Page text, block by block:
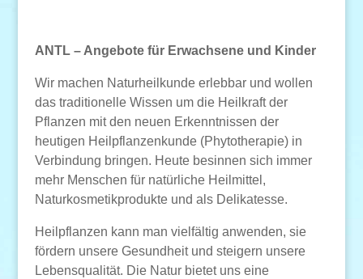
ANTL – Angebote für Erwachsene und Kinder
Wir machen Naturheilkunde erlebbar und wollen
das traditionelle Wissen um die Heilkraft der
Pflanzen mit den neuen Erkenntnissen der
heutigen Heilpflanzenkunde (Phytotherapie) in
Verbindung bringen. Heute besinnen sich immer
mehr Menschen für natürliche Heilmittel,
Naturkosmetikprodukte und als Delikatesse.
Heilpflanzen kann man vielfältig anwenden, sie
fördern unsere Gesundheit und steigern unsere
Lebensqualität. Die Natur bietet uns eine